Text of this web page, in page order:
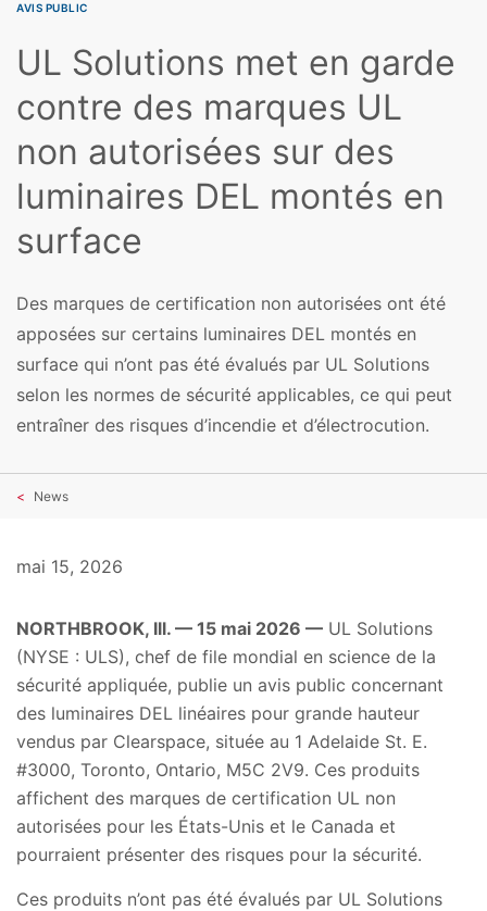
AVIS PUBLIC
UL Solutions met en garde
contre des marques UL
non autorisées sur des
luminaires DEL montés en
surface
Des marques de certification non autorisées ont été
apposées sur certains luminaires DEL montés en
surface qui n’ont pas été évalués par UL Solutions
selon les normes de sécurité applicables, ce qui peut
entraîner des risques d’incendie et d’électrocution.
News
mai 15, 2026
NORTHBROOK, Ill. — 15 mai 2026 — UL Solutions
(NYSE : ULS), chef de file mondial en science de la
sécurité appliquée, publie un avis public concernant
des luminaires DEL linéaires pour grande hauteur
vendus par Clearspace, située au 1 Adelaide St. E.
#3000, Toronto, Ontario, M5C 2V9. Ces produits
affichent des marques de certification UL non
autorisées pour les États-Unis et le Canada et
pourraient présenter des risques pour la sécurité.
Ces produits n’ont pas été évalués par UL Solutions